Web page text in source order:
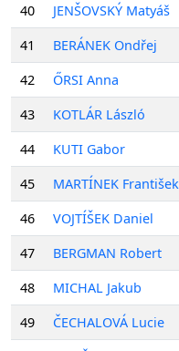
40
JENŠOVSKÝ Matyáš
41
BERÁNEK Ondřej
42
ŐRSI Anna
43
KOTLÁR László
44
KUTI Gabor
45
MARTÍNEK František
46
VOJTÍŠEK Daniel
47
BERGMAN Robert
48
MICHAL Jakub
49
ČECHALOVÁ Lucie